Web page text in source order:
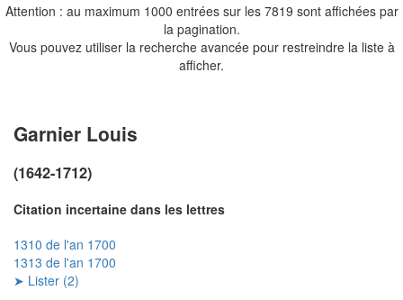
Attention : au maximum 1000 entrées sur les 7819 sont affichées par
la pagination.
Vous pouvez utiliser la recherche avancée pour restreindre la liste à
afficher.
Garnier Louis
(1642-1712)
Citation incertaine dans les lettres
1310 de l'an 1700
1313 de l'an 1700
➤ Lister (2)